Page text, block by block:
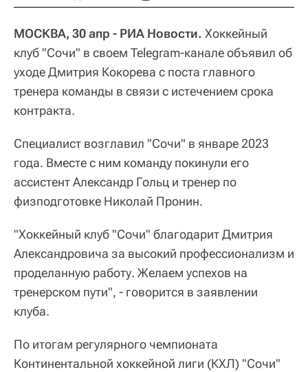
МОСКВА, 30 апр - РИА Новости. Хоккейный
клуб "Сочи" в своем Telegram-канале объявил об
уходе Дмитрия Кокорева с поста главного
тренера команды в связи с истечением срока
контракта.
Специалист возглавил "Сочи" в январе 2023
года. Вместе с ним команду покинули его
ассистент Александр Гольц и тренер по
физподготовке Николай Пронин.
"Хоккейный клуб "Сочи" благодарит Дмитрия
Александровича за высокий профессионализм и
проделанную работу. Желаем успехов на
тренерском пути", - говорится в заявлении
клуба.
По итогам регулярного чемпионата
Континентальной хоккейной лиги (КХЛ) "Сочи"